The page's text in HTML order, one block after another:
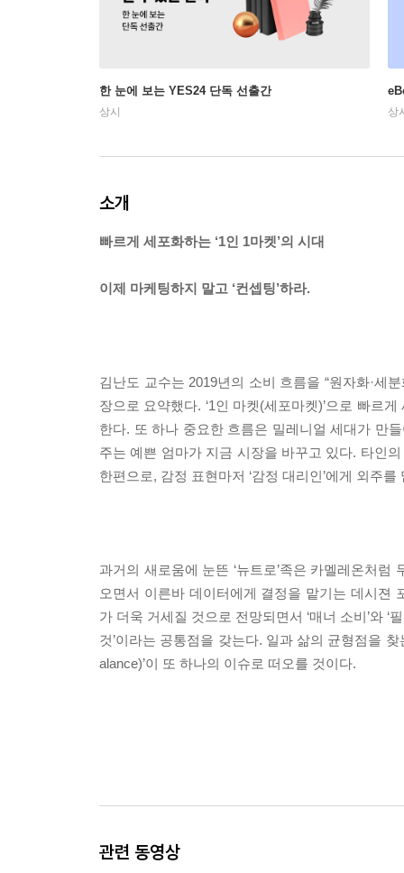
한 눈에 보는 YES24 단독 선출간
상시 상
소개
빠르게 세포화하는 ‘1인 1마켓’의 시대
이제 마케팅하지 말고 ‘컨셉팅’하라.
김난도 교수는 2019년의 소비 흐름을 “원자화·세
장으로 요약했다. ‘1인 마켓(세포마켓)’으로 빠르
한다. 또 하나 중요한 흐름은 밀레니얼 세대가 만
주는 예쁜 엄마가 지금 시장을 바꾸고 있다. 타인
한편으로, 감정 표현마저 ‘감정 대리인’에게 외주
과거의 새로움에 눈뜬 ‘뉴트로’족은 카멜레온처럼
오면서 이른바 데이터에게 결정을 맡기는 데시젼
가 더욱 거세질 것으로 전망되면서 ‘매너 소비’와 ‘
것’이라는 공통점을 갖는다. 일과 삶의 균형점을
alance)’이 또 하나의 이슈로 떠오를 것이다.
관련 동영상